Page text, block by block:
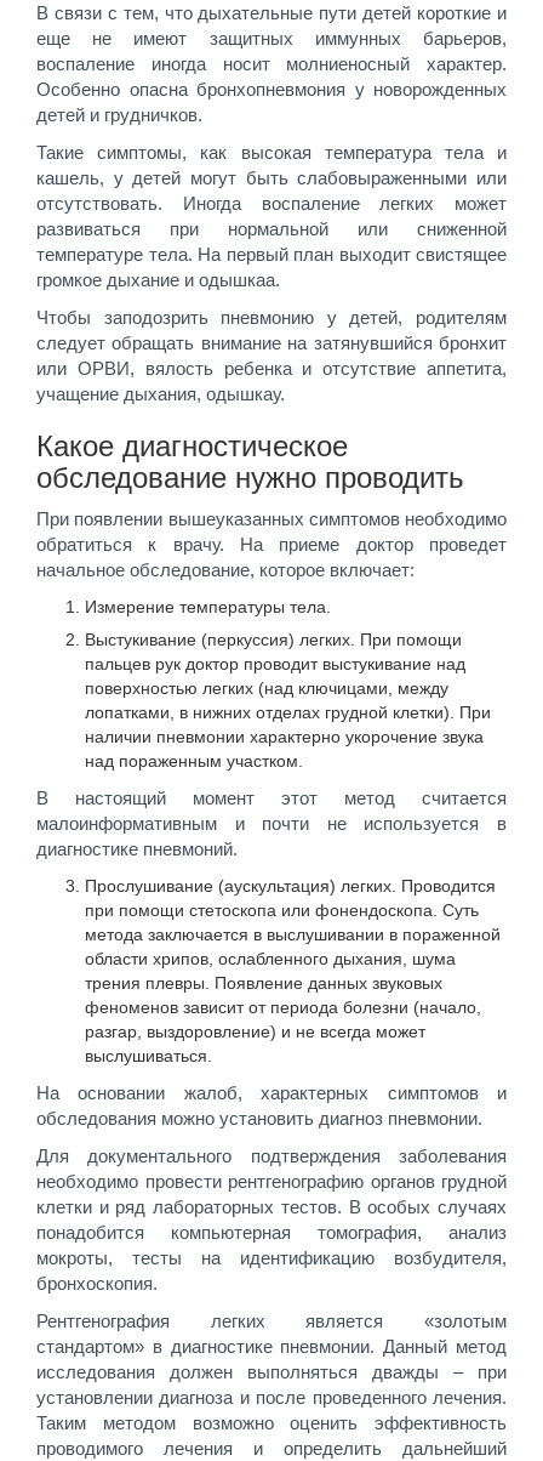
В связи с тем, что дыхательные пути детей короткие и
еще не имеют защитных иммунных барьеров,
воспаление иногда носит молниеносный характер.
Особенно опасна бронхопневмония у новорожденных
детей и грудничков.
Такие симптомы, как высокая температура тела и
кашель, у детей могут быть слабовыраженными или
отсутствовать. Иногда воспаление легких может
развиваться при нормальной или сниженной
температуре тела. На первый план выходит свистящее
громкое дыхание и одышкаа.
Чтобы заподозрить пневмонию у детей, родителям
следует обращать внимание на затянувшийся бронхит
или ОРВИ, вялость ребенка и отсутствие аппетита,
учащение дыхания, одышкау.
Какое диагностическое
обследование нужно проводить
При появлении вышеуказанных симптомов необходимо
обратиться к врачу. На приеме доктор проведет
начальное обследование, которое включает:
Измерение температуры тела.
Выстукивание (перкуссия) легких. При помощи
пальцев рук доктор проводит выстукивание над
поверхностью легких (над ключицами, между
лопатками, в нижних отделах грудной клетки). При
наличии пневмонии характерно укорочение звука
над пораженным участком.
В настоящий момент этот метод считается
малоинформативным и почти не используется в
диагностике пневмоний.
Прослушивание (аускультация) легких. Проводится
при помощи стетоскопа или фонендоскопа. Суть
метода заключается в выслушивании в пораженной
области хрипов, ослабленного дыхания, шума
трения плевры. Появление данных звуковых
феноменов зависит от периода болезни (начало,
разгар, выздоровление) и не всегда может
выслушиваться.
На основании жалоб, характерных симптомов и
обследования можно установить диагноз пневмонии.
Для документального подтверждения заболевания
необходимо провести рентгенографию органов грудной
клетки и ряд лабораторных тестов. В особых случаях
понадобится компьютерная томография, анализ
мокроты, тесты на идентификацию возбудителя,
бронхоскопия.
Рентгенография легких является «золотым
стандартом» в диагностике пневмонии. Данный метод
исследования должен выполняться дважды – при
установлении диагноза и после проведенного лечения.
Таким методом возможно оценить эффективность
проводимого лечения и определить дальнейший